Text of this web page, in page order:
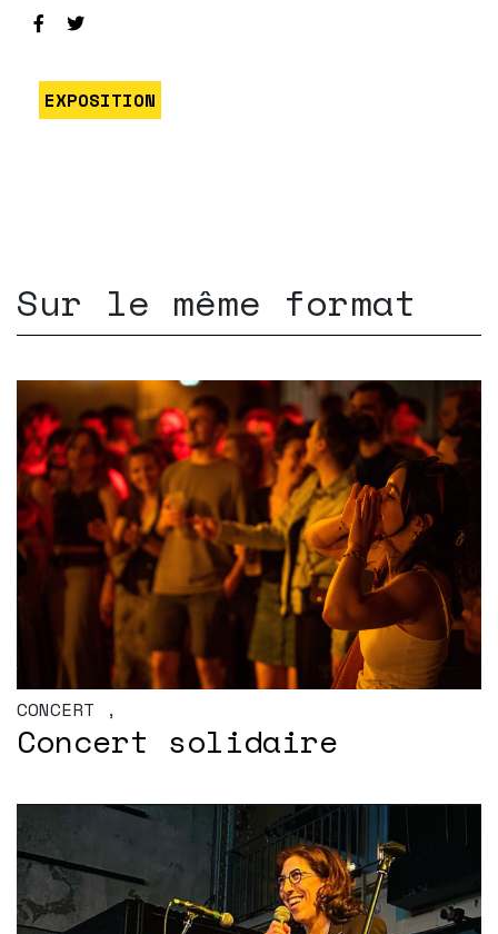
EXPOSITION
Sur le même format
CONCERT ,
Concert solidaire